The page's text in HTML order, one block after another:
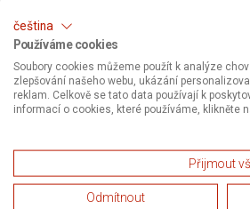
čeština
Používáme cookies
Soubory cookies můžeme použít k analýze
zlepšování našeho webu, ukázání
reklam. Celkově se tato data používají k
informací o cookies, které používáme, klikněte
Přijmout
Odmítnout